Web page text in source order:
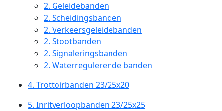
2. Geleidebanden
2. Scheidingsbanden
2. Verkeersgeleidebanden
2. Stootbanden
2. Signaleringsbanden
2. Waterregulerende banden
4. Trottoirbanden 23/25x20
5. Inritverloopbanden 23/25x25